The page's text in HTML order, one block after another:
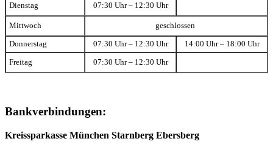
Dienstag 07:30 Uhr – 12:30 Uhr
Mittwoch geschlossen
Donnerstag 07:30 Uhr – 12:30 Uhr 14:00 Uhr – 18:00 Uhr
Freitag 07:30 Uhr – 12:30 Uhr
Bankverbindungen:
Kreissparkasse München Starnberg Ebersberg